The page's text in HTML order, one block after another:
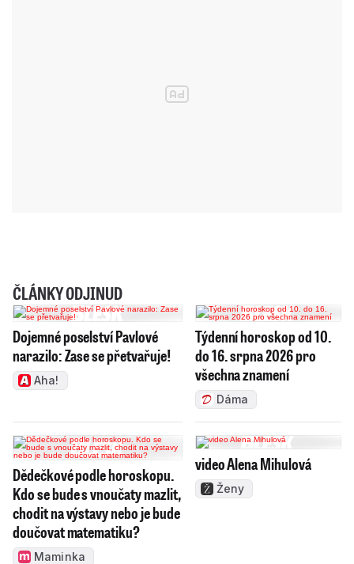
ČLÁNKY ODJINUD
Dojemné poselství Pavlové
narazilo: Zase se přetvařuje!
Aha!
Týdenní horoskop od 10.
do 16. srpna 2026 pro
všechna znamení
Dáma
Dědečkové podle horoskopu.
Kdo se bude s vnoučaty mazlit,
chodit na výstavy nebo je bude
doučovat matematiku?
Maminka
video Alena Mihulová
Ženy